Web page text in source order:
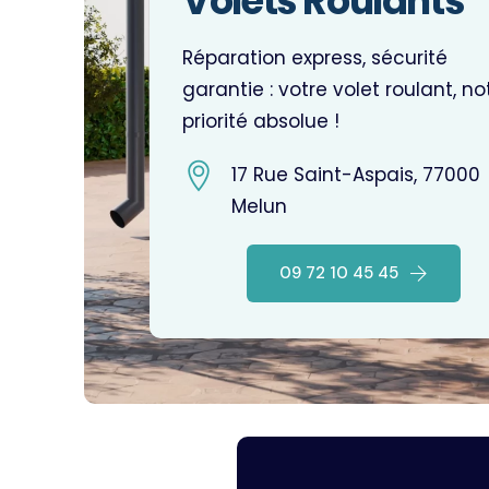
Réparation express, sécurité
garantie : votre volet roulant,
priorité absolue !
17 Rue Saint-Aspais, 77000
Melun
09 72 10 45 45